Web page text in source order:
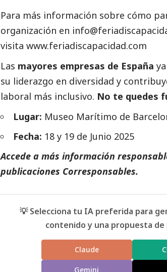
Para más información sobre cómo
organización en
visita www.feriadiscapacidad.com
Las mayores empresas de España
su liderazgo en diversidad y
laboral más inclusivo. No te quedes
Lugar: Museo Marítimo de
Fecha: 18 y 19 de Junio 2025
Accede a más información
publicaciones Corresponsables.
💡 Selecciona tu IA preferida para
contenido y una propuesta
Claude
Gemini